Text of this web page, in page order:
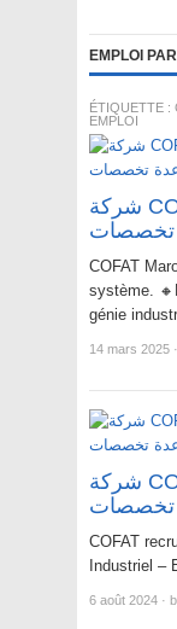
EMPLOI
ÉTIQUETTE :
EMPLOI
شركة COFAT MAROC تعلن عن حملة
تخصصات
COFAT
système.
génie
14 mars 2025 ·
شركة COFAT MAROC تعلن عن حملة
تخصصات
COFAT
Industriel –
6 août 2024 ·